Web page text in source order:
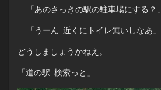
「あのさっきの駅の駐車場にする？」
「うーん…近くにトイレ無いしなあ」
どうしましょうかねえ。
「道の駅…検索っと」